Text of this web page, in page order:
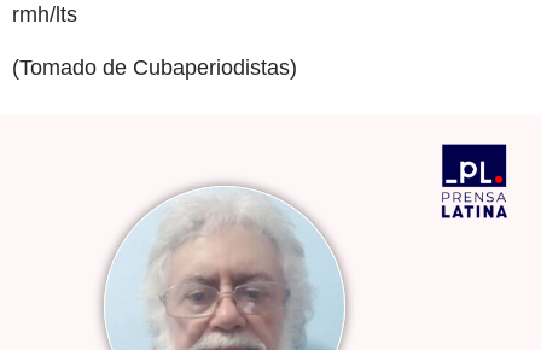
rmh/lts
(Tomado de Cubaperiodistas)